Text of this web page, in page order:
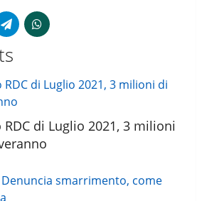
di Luglio 2021, 3 milioni